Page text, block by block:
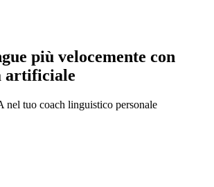
più velocemente con
artificiale
nel tuo coach linguistico personale